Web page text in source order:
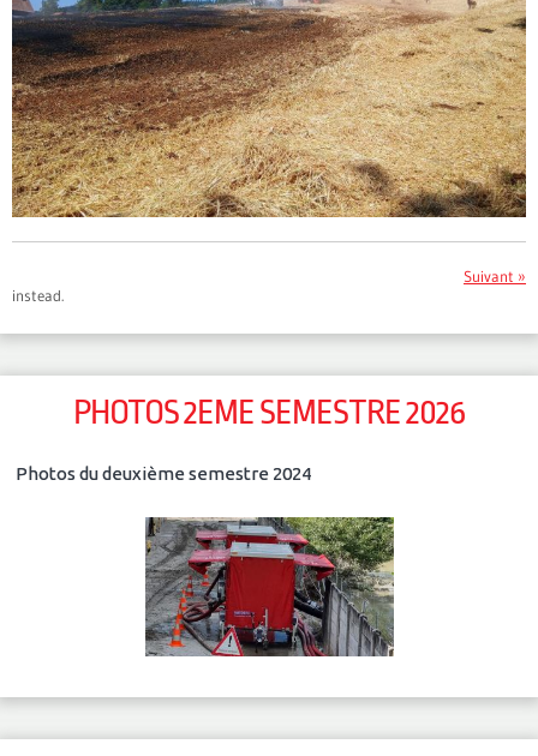
Suivant »
instead.
PHOTOS 2EME SEMESTRE 2026
Photos du deuxième semestre 2024